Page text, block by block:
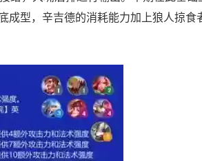
成型，辛吉德的消耗能力加上狼人掠食